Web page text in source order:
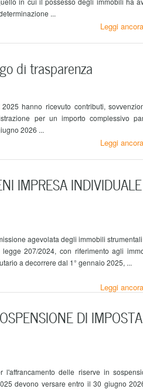
...
Leggi
di trasparenza
hanno ricevuto contributi,
per un importo complessivo
2026 ...
Leggi
IMPRESA
agevolata degli immobili
207/2024, con riferimento agli
a decorrere dal 1° gennaio 2025, ...
Leggi
DI
delle riserve in
devono versare entro il 30 giugno